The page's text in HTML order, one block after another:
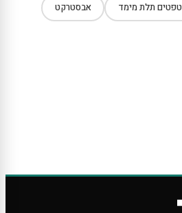
טפטים תלת מימד אבסטרקט